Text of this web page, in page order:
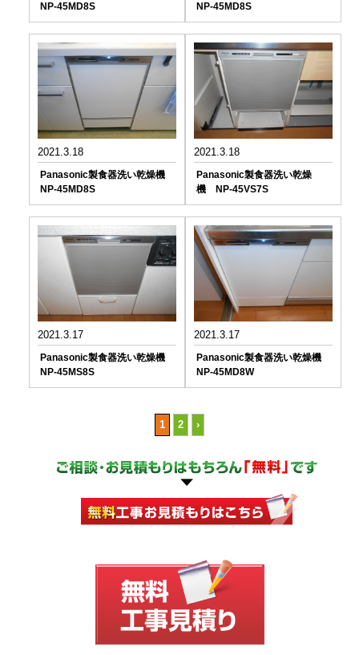
NP-45MD8S NP-45MD8S
2021.3.18
Panasonic製食器洗い乾燥機
NP-45MD8S
2021.3.18
Panasonic製食器洗い乾燥
機 NP-45VS7S
2021.3.17
Panasonic製食器洗い乾燥機
NP-45MS8S
2021.3.17
Panasonic製食器洗い乾燥機
NP-45MD8W
1 2 ›